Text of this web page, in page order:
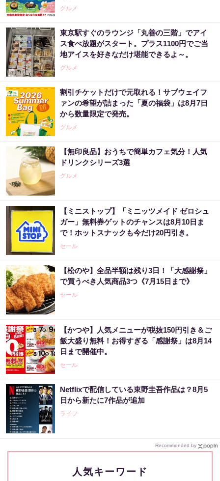
グルメ
東京駅すぐのラウンジ「丸善の三階」でアイ
ス食べ放題がスタート。プラス1100円でご当
地アイスを好きなだけ堪能できるよ～。
グルメ
割引チケットだけで元取れる！サブウェイフ
ァンの希望が詰まった「夏の福袋」は8月7日
から数量限定で発売。
グルメ
【無印良品】おうちで簡単カフェ気分！人気
ドリンクシリーズ3選
グルメ
【ミニストップ】「ミニッツメイド ゼロシュ
ガー」無料券ゲットのチャンスは8月10日ま
で！ホットスナックも今だけ20円引き。
セール
【松のや】全品半額は残り3日！「大感謝祭」
で買うべき人気商品3つ《7月15日まで》
セール
【かつや】人気メニューが税抜150円引き＆ご
飯大盛り無料！お得すぎる「感謝祭」は8月14
日まで開催中。
セール
Netflixで配信している東野圭吾作品は？8月5
日から新たに7作品が追加
ライフ
Recommended by
人気キーワード